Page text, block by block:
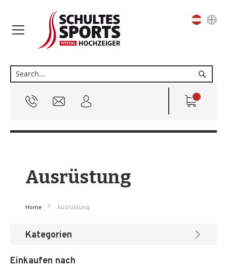
Suche
Sprache
Ausrüstung
Home Ausrüstung
Kategorien
Einkaufen nach